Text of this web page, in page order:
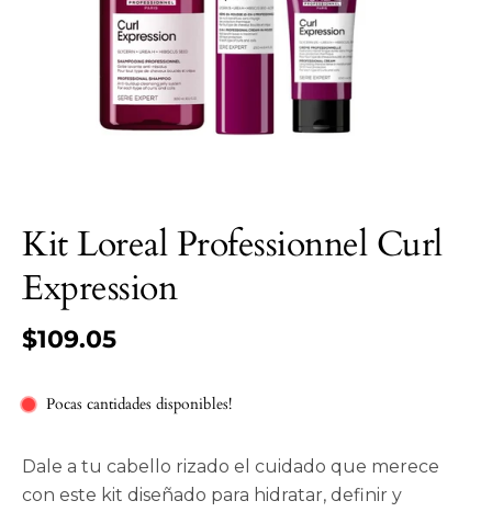
Kit Loreal Professionnel Curl
Expression
$109.05
Pocas cantidades disponibles!
Dale a tu cabello rizado el cuidado que merece
con este kit diseñado para hidratar, definir y